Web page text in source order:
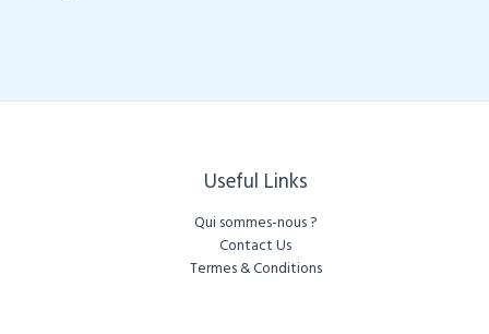
Useful Links
Qui sommes-nous ?
Contact Us
Termes & Conditions